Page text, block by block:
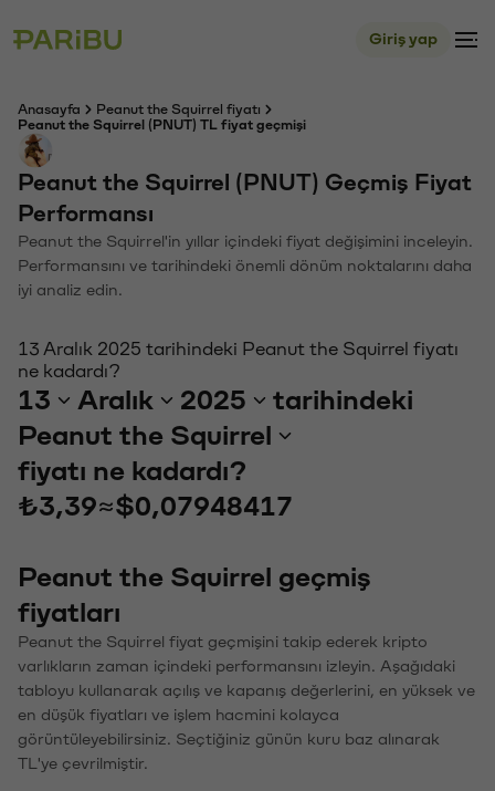
Giriş yap
Anasayfa
Peanut the Squirrel fiyatı
Peanut the Squirrel (PNUT) TL fiyat geçmişi
Peanut the Squirrel (PNUT) Geçmiş Fiyat
Performansı
Peanut the Squirrel'in yıllar içindeki fiyat değişimini inceleyin.
Performansını ve tarihindeki önemli dönüm noktalarını daha
iyi analiz edin.
13 Aralık 2025 tarihindeki Peanut the Squirrel fiyatı
ne kadardı?
13 Aralık 2025
tarihindeki
Peanut the Squirrel
fiyatı ne kadardı?
₺3,39≈$0,07948417
Peanut the Squirrel geçmiş
fiyatları
Peanut the Squirrel fiyat geçmişini takip ederek kripto
varlıkların zaman içindeki performansını izleyin. Aşağıdaki
tabloyu kullanarak açılış ve kapanış değerlerini, en yüksek ve
en düşük fiyatları ve işlem hacmini kolayca
görüntüleyebilirsiniz. Seçtiğiniz günün kuru baz alınarak
TL'ye çevrilmiştir.